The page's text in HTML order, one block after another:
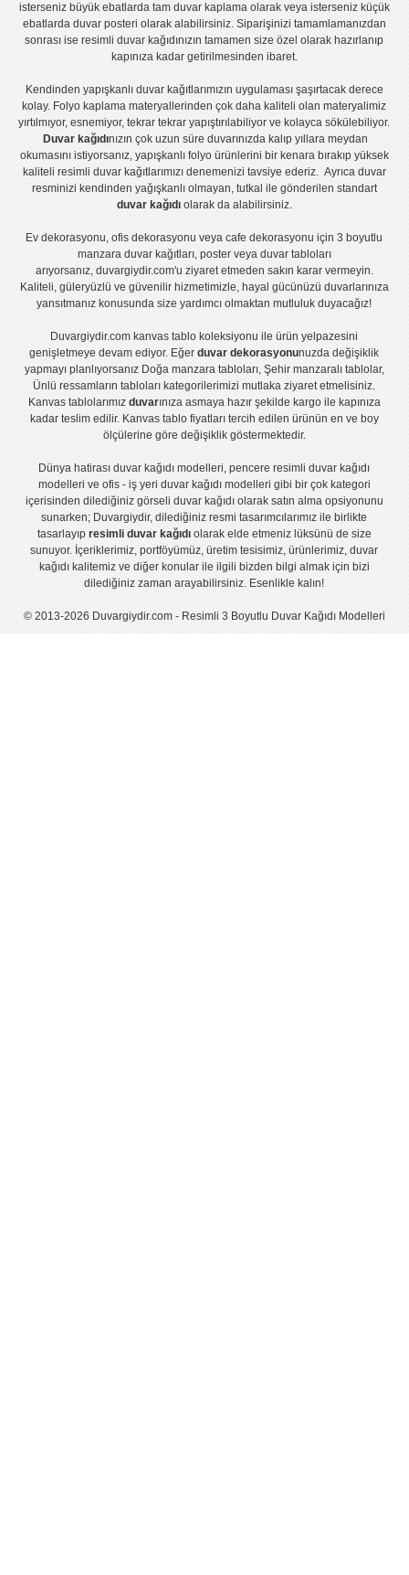
isterseniz büyük ebatlarda tam duvar kaplamaolarak veya isterseniz küçük
ebatlarda duvar posteri olarak alabilirsiniz. Siparişinizi tamamlamanızdan
sonrası iseresimli duvar kağıdınızın tamamen size özel olarak hazırlanıp
kapınıza kadar getirilmesinden ibaret.
Kendinden yapışkanlı duvar kağıtlarımızın uygulamasışaşırtacak derece
kolay. Folyo kaplama materyallerinden çok daha kaliteli olanmateryalimiz
yırtılmıyor, esnemiyor, tekrar tekrar yapıştırılabiliyor ve kolayca sökülebiliyor.
Duvar kağıdınızın çok uzun süre duvarınızda kalıp yıllara meydan
okumasını istiyorsanız, yapışkanlı folyoürünlerini bir kenara bırakıp yüksek
kaliteli resimli duvar kağıtlarımızı denemenizi tavsiye ederiz. Ayrıca duvar
resminizi kendinden yağışkanlı olmayan, tutkal ile gönderilen standart
duvar kağıdıolarak da alabilirsiniz.
Ev dekorasyonu,ofis dekorasyonu veyacafe dekorasyonu için3 boyutlu
manzara duvar kağıtları, posterveya duvar tabloları
arıyorsanız, duvargiydir.com'u ziyaret etmeden sakın karar vermeyin.
Kaliteli, güleryüzlü ve güvenilir hizmetimizle, hayal gücünüzü duvarlarınıza
yansıtmanız konusunda size yardımcı olmaktan mutluluk duyacağız!
Duvargiydir.com kanvas tablo koleksiyonu ile ürün yelpazesini
genişletmeye devam ediyor. Eğerduvar dekorasyonunuzda değişiklik
yapmayı planlıyorsanız Doğa manzara tabloları, Şehir manzaralı tablolar,
Ünlü ressamların tabloları kategorilerimizi mutlaka ziyaret etmelisiniz.
Kanvas tablolarımız duvarınıza asmaya hazır şekilde kargo ile kapınıza
kadar teslim edilir. Kanvas tablo fiyatlarıtercih edilen ürünün en ve boy
ölçülerine göre değişiklik göstermektedir.
Dünya hatirası duvar kağıdı modelleri,pencere resimli duvar kağıdı
modelleri ve ofis - iş yeri duvar kağıdı modelleri gibi bir çok kategori
içerisinden dilediğiniz görseli duvar kağıdı olarak satın alma opsiyonunu
sunarken; Duvargiydir, dilediğiniz resmi tasarımcılarımız ile birlikte
tasarlayıp resimli duvar kağıdıolarak elde etmeniz lüksünü de size
sunuyor. İçeriklerimiz, portföyümüz, üretim tesisimiz, ürünlerimiz, duvar
kağıdı kalitemiz ve diğer konular ile ilgili bizden bilgi almak için bizi
dilediğiniz zaman arayabilirsiniz. Esenlikle kalın!
© 2013-2026 Duvargiydir.com - Resimli 3 Boyutlu Duvar Kağıdı Modelleri